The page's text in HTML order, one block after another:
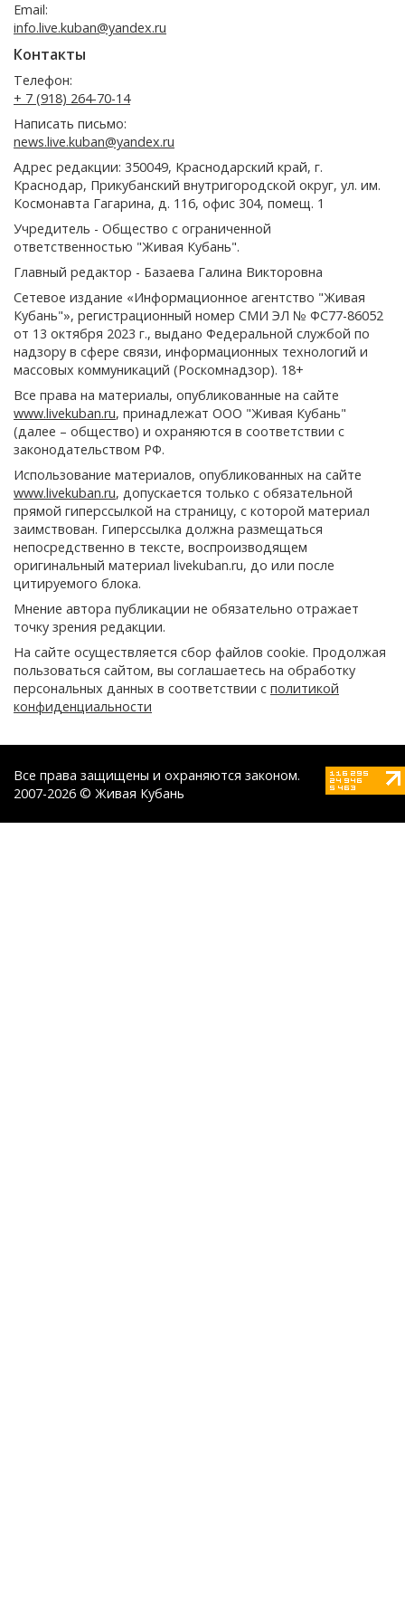
Email:
info.live.kuban@yandex.ru
Контакты
Телефон:
+ 7 (918) 264-70-14
Написать письмо:
news.live.kuban@yandex.ru
Адрес редакции: 350049, Краснодарский край, г.
Краснодар, Прикубанский внутригородской округ, ул. им.
Космонавта Гагарина, д. 116, офис 304, помещ. 1
Учредитель - Общество с ограниченной
ответственностью "Живая Кубань".
Главный редактор - Базаева Галина Викторовна
Сетевое издание «Информационное агентство "Живая
Кубань"», регистрационный номер СМИ ЭЛ № ФС77-86052
от 13 октября 2023 г., выдано Федеральной службой по
надзору в сфере связи, информационных технологий и
массовых коммуникаций (Роскомнадзор). 18+
Все права на материалы, опубликованные на сайте
www.livekuban.ru, принадлежат ООО "Живая Кубань"
(далее – общество) и охраняются в соответствии с
законодательством РФ.
Использование материалов, опубликованных на сайте
www.livekuban.ru, допускается только с обязательной
прямой гиперссылкой на страницу, с которой материал
заимствован. Гиперссылка должна размещаться
непосредственно в тексте, воспроизводящем
оригинальный материал livekuban.ru, до или после
цитируемого блока.
Мнение автора публикации не обязательно отражает
точку зрения редакции.
На сайте осуществляется сбор файлов cookie. Продолжая
пользоваться сайтом, вы соглашаетесь на обработку
персональных данных в соответствии с политикой
конфиденциальности
Все права защищены и охраняются законом.
2007-2026 © Живая Кубань